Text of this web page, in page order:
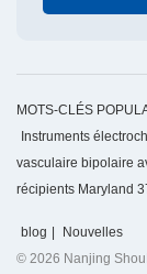
MOTS-CLÉS
Instruments
vasculaire bipolaire
récipients Maryland
blog |
Nouvelles
© 2026 Nanjing